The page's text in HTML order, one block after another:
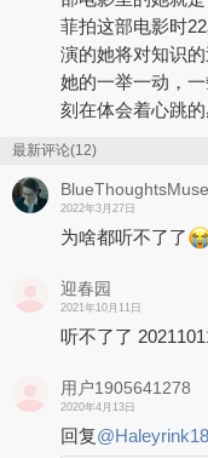
菲拍这部电影时
演的她将对知识
她的一举一动，
刻在体会着心跳的
最新评论(12)
2022年3月27日
为啥都听不了了
迎春园
2021年10月11日
听不了了
用户1905641278
2020年4月13日
回复@